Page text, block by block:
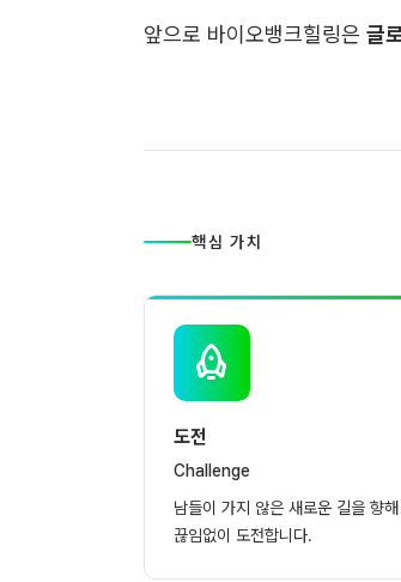
앞으로 바이오뱅크힐링은 글
핵심 가치
도전
Challenge
남들이 가지 않은 새로운 길을 향해
끊임없이 도전합니다.